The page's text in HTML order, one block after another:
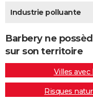
Destinations
City break
Voyage nature
Voyage de noces
Forum
Climat
+PHOTO
GUIDES D'ACHAT
BONS PLANS
CARTE DE VOEUX
Carte de Noël
Carte Bonne année
Carte Saint-Valentin
Carte Pâques
Carte d'anniversaire
DICTIONNAIRE
Industrie polluante
Barbery ne
sur son territoire
Villes avec
Risques